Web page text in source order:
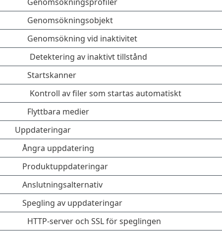
Genomsökningsobjekt
Genomsökning vid inaktivitet
Detektering av inaktivt tillstånd
Startskanner
Kontroll av filer som startas automatiskt
Flyttbara medier
Uppdateringar
Ångra uppdatering
Produktuppdateringar
Anslutningsalternativ
Spegling av uppdateringar
HTTP-server och SSL för speglingen